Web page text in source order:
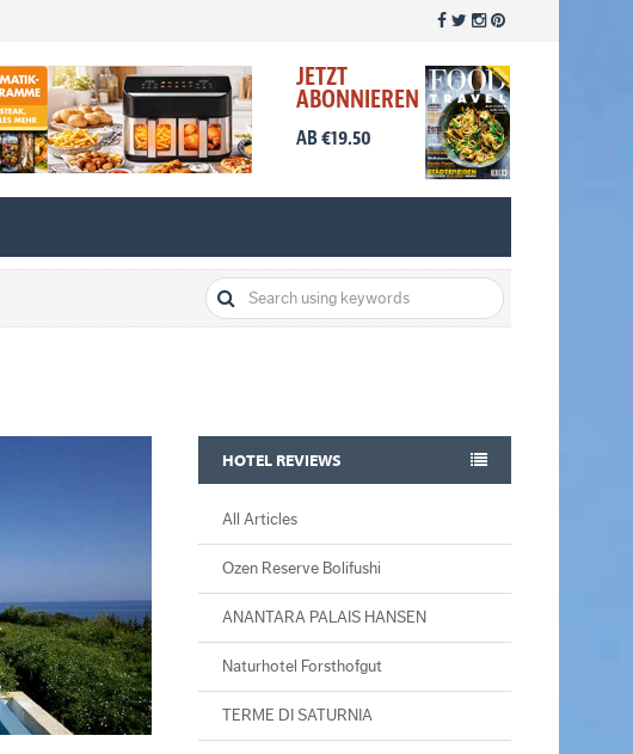
JETZT
ABONNIEREN
AB €19.50
HOTEL REVIEWS
All Articles
Ozen Reserve Bolifushi
ANANTARA PALAIS HANSEN
Naturhotel Forsthofgut
TERME DI SATURNIA